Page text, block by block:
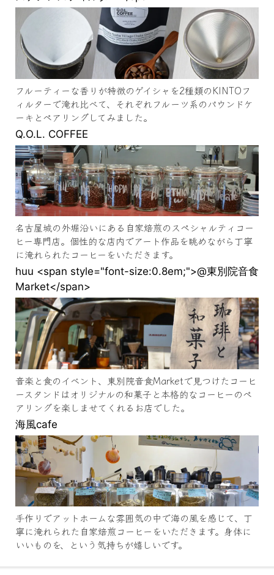
フルーティーな香りが特徴のゲイシャを2種類のKINTOフ
ィルターで淹れ比べて、それぞれフルーツ系のパウンドケ
ーキとペアリングしてみました。
Q.O.L. COFFEE
名古屋城の外堀沿いにある自家焙煎のスペシャルティコー
ヒー専門店。個性的な店内でアート作品を眺めながら丁寧
に淹れられたコーヒーをいただきます。
huu <span style="font-size:0.8em;">@東別院音食
Market</span>
音楽と食のイベント、東別院音食Marketで見つけたコーヒ
ースタンドはオリジナルの和菓子と本格的なコーヒーのペ
アリングを楽しませてくれるお店でした。
海風cafe
手作りでアットホームな雰囲気の中で海の風を感じて、丁
寧に淹れられた自家焙煎コーヒーをいただきます。身体に
いいものを、という気持ちが嬉しいです。